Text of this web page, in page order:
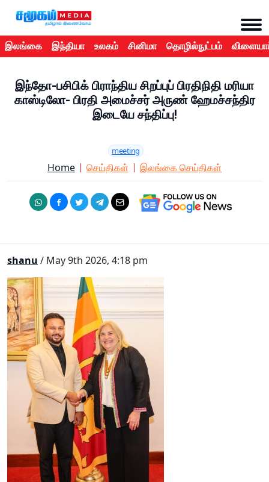
இலங்கை இந்தியா உலகம் சினிமா தொழில்நுட்பம்
இந்தோ-பசிபிக் பிராந்திய சிறப்புப் பிரதிநிதி மரியா
காஸ்டிலோ- பிரதி அமைச்சர் அருண் ஹேமச்சந்திர
இடையே சந்திப்பு!
meeting
Home செய்திகள் இலங்கை செய்திகள்
shanu / May 9th 2026, 4:18 pm